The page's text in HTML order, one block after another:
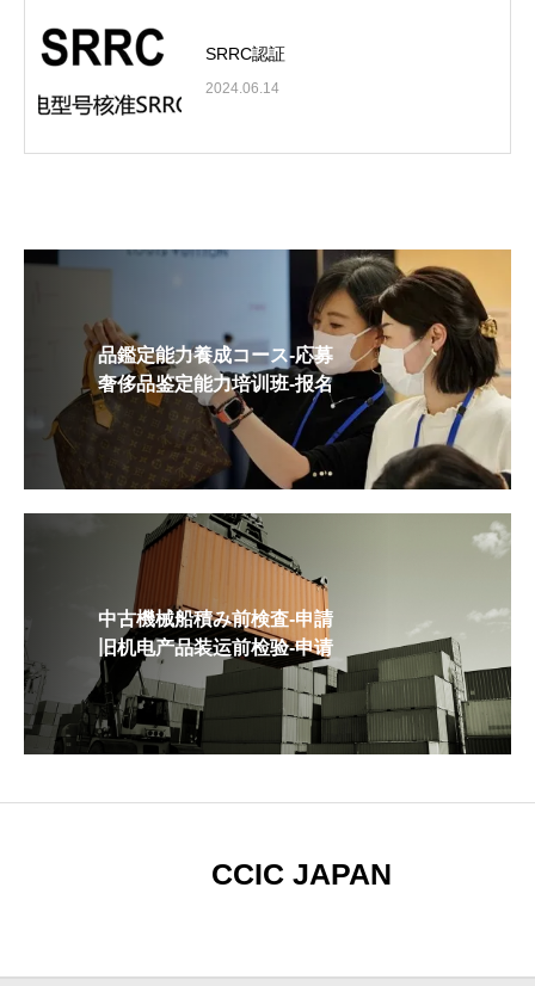
SRRC認証
2024.06.14
品鑑定能力養成コース-応募
奢侈品鉴定能力培训班-报名
中古機械船積み前検査-申請
旧机电产品装运前检验-申请
CCIC JAPAN